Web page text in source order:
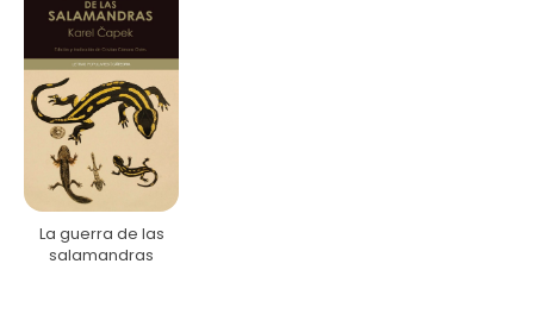
La guerra de las
salamandras